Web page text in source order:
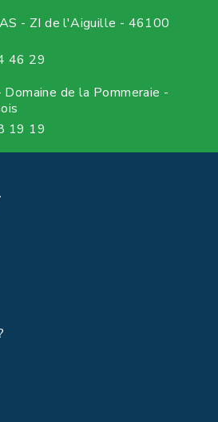
- ZI de l'Aiguille - 46100
46 29
de la Pommeraie -
19 19